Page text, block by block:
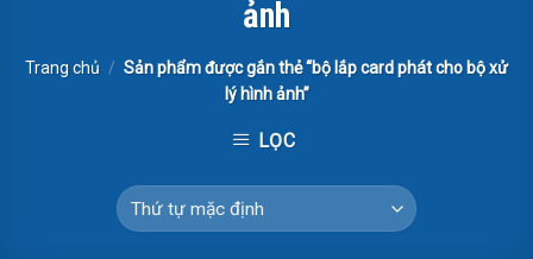
ảnh
Trang chủ / Sản phẩm được gắn thẻ “bộ lắp card phát cho bộ xử
lý hình ảnh”
LỌC